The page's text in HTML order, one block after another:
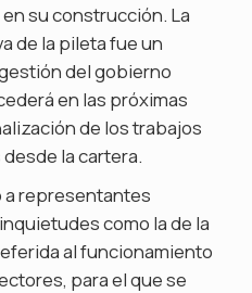
su construcción. La
de la pileta fue un
del gobierno
en las próximas
de los trabajos
la cartera.
representantes
como la de la
al funcionamiento
para el que se